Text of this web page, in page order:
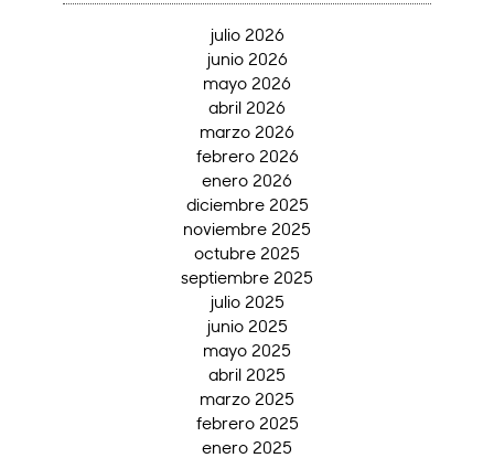
julio 2026
junio 2026
mayo 2026
abril 2026
marzo 2026
febrero 2026
enero 2026
diciembre 2025
noviembre 2025
octubre 2025
septiembre 2025
julio 2025
junio 2025
mayo 2025
abril 2025
marzo 2025
febrero 2025
enero 2025